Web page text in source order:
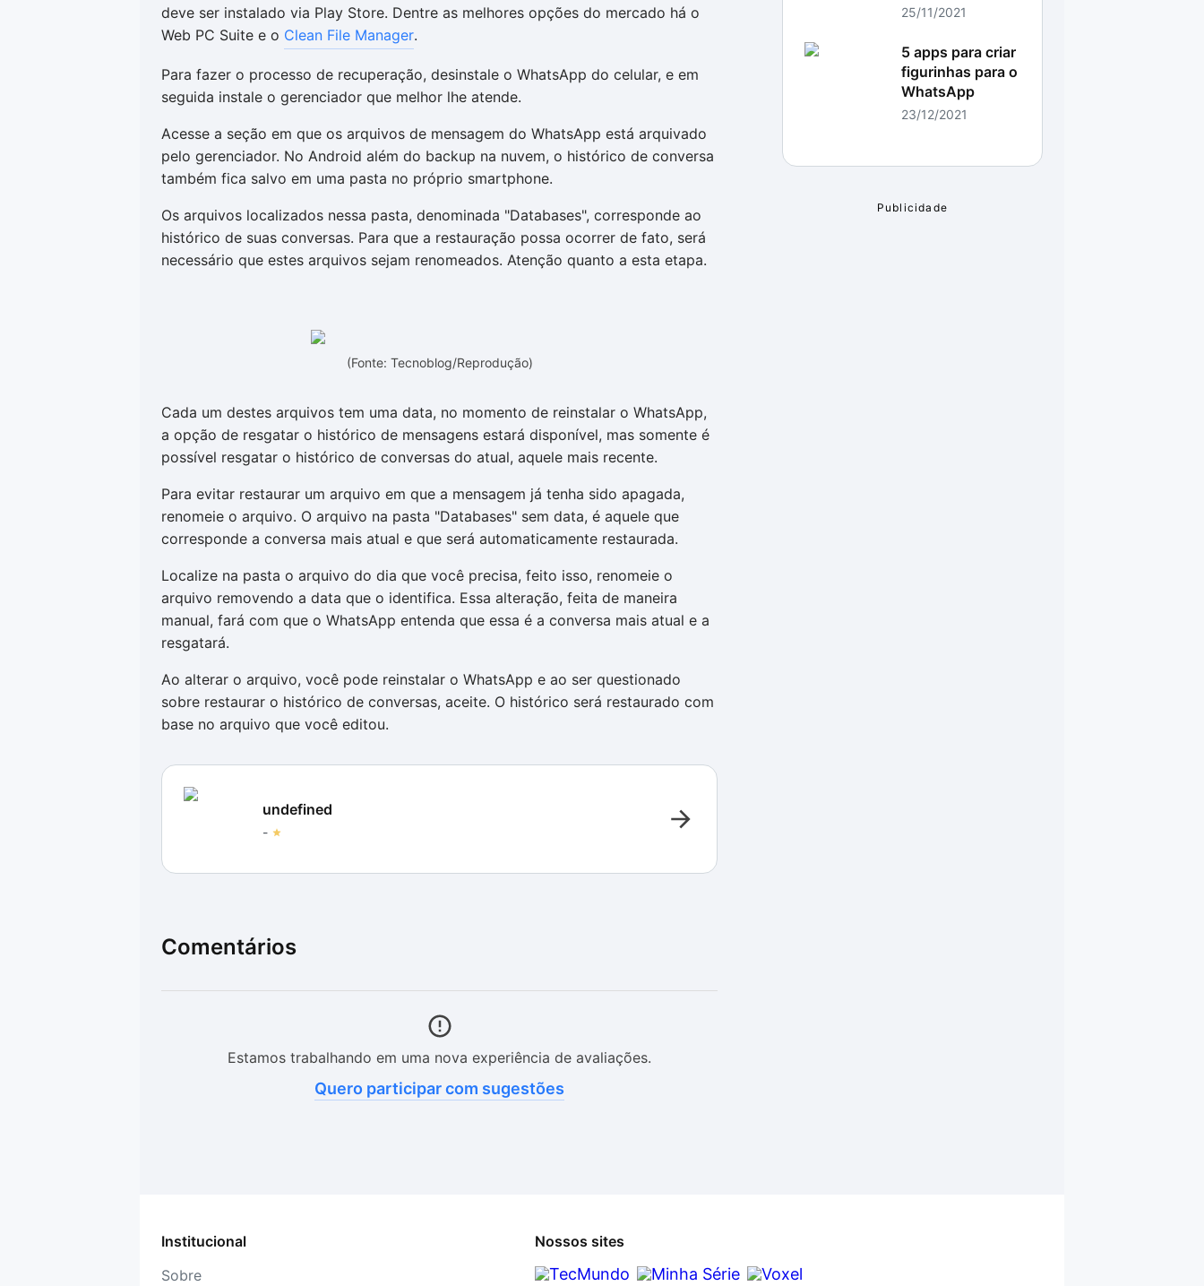
deve ser instalado via Play Store. Dentre as melhores opções do mercado há o
Web PC Suite e o Clean File Manager.
Para fazer o processo de recuperação, desinstale o WhatsApp do celular, e em
seguida instale o gerenciador que melhor lhe atende.
Acesse a seção em que os arquivos de mensagem do WhatsApp está arquivado
pelo gerenciador. No Android além do backup na nuvem, o histórico de conversa
também fica salvo em uma pasta no próprio smartphone.
Os arquivos localizados nessa pasta, denominada "Databases", corresponde ao
histórico de suas conversas. Para que a restauração possa ocorrer de fato, será
necessário que estes arquivos sejam renomeados. Atenção quanto a esta etapa.
(Fonte: Tecnoblog/Reprodução)
Cada um destes arquivos tem uma data, no momento de reinstalar o WhatsApp,
a opção de resgatar o histórico de mensagens estará disponível, mas somente é
possível resgatar o histórico de conversas do atual, aquele mais recente.
Para evitar restaurar um arquivo em que a mensagem já tenha sido apagada,
renomeie o arquivo. O arquivo na pasta "Databases" sem data, é aquele que
corresponde a conversa mais atual e que será automaticamente restaurada.
Localize na pasta o arquivo do dia que você precisa, feito isso, renomeie o
arquivo removendo a data que o identifica. Essa alteração, feita de maneira
manual, fará com que o WhatsApp entenda que essa é a conversa mais atual e a
resgatará.
Ao alterar o arquivo, você pode reinstalar o WhatsApp e ao ser questionado
sobre restaurar o histórico de conversas, aceite. O histórico será restaurado com
base no arquivo que você editou.
undefined
-
Comentários
Estamos trabalhando em uma nova experiência de avaliações.
Quero participar com sugestões
25/11/2021
5 apps para criar
figurinhas para o
WhatsApp
23/12/2021
Institucional
Sobre
Nossos sites